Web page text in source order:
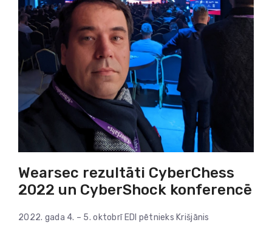
Wearsec rezultāti CyberChess
2022 un CyberShock konferencē
2022. gada 4. – 5. oktobrī EDI pētnieks Krišjānis